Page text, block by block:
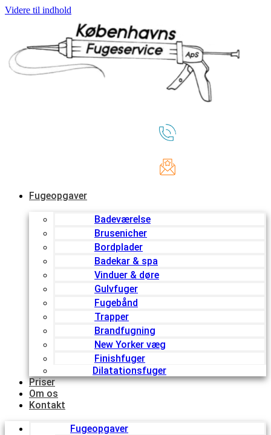
Videre til indhold
Fugeopgaver
Badeværelse
Brusenicher
Bordplader
Badekar & spa
Vinduer & døre
Gulvfuger
Fugebånd
Trapper
Brandfugning
New Yorker væg
Finishfuger
Dilatationsfuger
Priser
Om os
Kontakt
Fugeopgaver